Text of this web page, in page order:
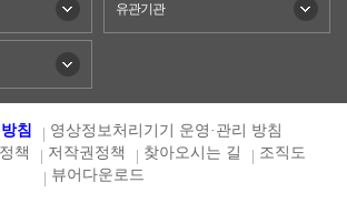
유관기관
침
영상정보처리기기 운영·관리 방침
책
저작권정책 찾아오시는 길
조직도
뷰어다운로드